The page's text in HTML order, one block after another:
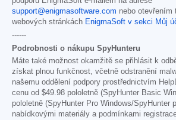
support@enigmasoftware.com nebo otevřením
webových stránkách EnigmaSoft v sekci Můj
------
Podrobnosti o nákupu SpyHunteru
Máte také možnost okamžitě se přihlásit k
získat plnou funkčnost, včetně odstranění
našemu oddělení podpory prostřednictvím
cenu od $49.98 pololetně (SpyHunter Basic
pololetně (SpyHunter Pro Windows/SpyHunter
nabídkovými materiály a podmínkami